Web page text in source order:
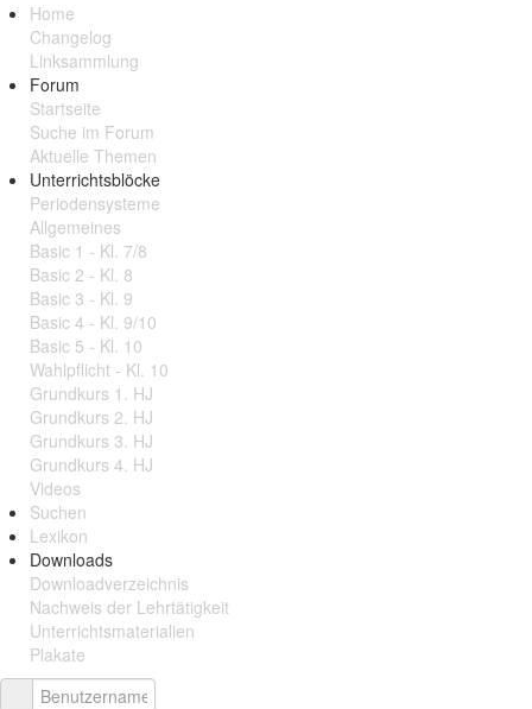
Home
Changelog
Linksammlung
Forum
Startseite
Suche im Forum
Aktuelle Themen
Unterrichtsblöcke
Periodensysteme
Allgemeines
Basic 1 - Kl. 7/8
Basic 2 - Kl. 8
Basic 3 - Kl. 9
Basic 4 - Kl. 9/10
Basic 5 - Kl. 10
Wahlpflicht - Kl. 10
Grundkurs 1. HJ
Grundkurs 2. HJ
Grundkurs 3. HJ
Grundkurs 4. HJ
Videos
Suchen
Lexikon
Downloads
Downloadverzeichnis
Nachweis der Lehrtätigkeit
Unterrichtsmaterialien
Plakate